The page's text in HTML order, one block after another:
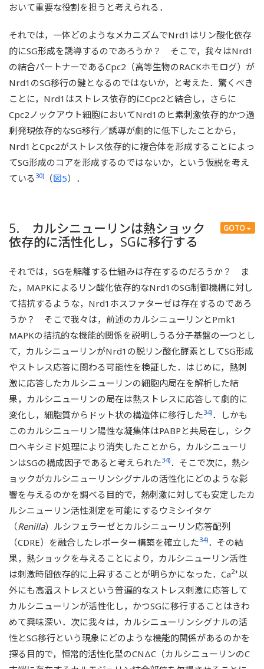
おいて重要な役割を担うと考えられる．
それでは，一体どのようなメカニズムでNrd1はリン酸化依存
的にSG形成を誘導するのであろうか？ そこで，我々はNrd1
の結合パートナーであるCpc2（高等生物のRACKホモログ）が
Nrd1のSG移行の鍵となるのではないか，と考えた．驚くべき
ことに，Nrd1はストレス依存的にCpc2と結合し，さらに
Cpc2ノックアウト細胞においてNrd1のヒ素刺激依存的かつ過
剰発現依存的なSG移行／誘導が劇的に低下したことから，
Nrd1とCpc2がストレス依存的に複合体を形成することによっ
てSG形成のコアを形成するのではないか，という仮説を考え
ている 30) （図5）．
GOTO
5. カルシニューリンは熱ショック
依存的に活性化し，SGに移行する
それでは，SGを解離する仕組みは存在するのだろうか？ ま
た，MAPKによるリン酸化依存的なNrd1のSG制御機構に対し
て拮抗するような，Nrd1ホスファターゼは存在するのであろ
うか？ そこで我々は，前述のカルシニューリンとPmk1
MAPKの拮抗的な機能的関係を説明しうる分子基盤の一つとし
て，カルシニューリンがNrd1の脱リン酸化酵素としてSG形成
やストレス応答に関わる可能性を検証した．はじめに，熱刺
激に応答したカルシニューリンの細胞内局在を解析した結
果，カルシニューリンの局在は熱ストレスに応答して劇的に
変化し，細胞質からドット状の構造体に移行した34)．しかも
このカルシニューリン陽性な凝集体はPABPと共局在し，シク
ロヘキシミド処理により消失したことから，カルシニューリ
ンはSGの構成因子であると考えられた34)．そこで次に，熱シ
ョックがカルシニューリンシグナルの活性化にどのような影
響を与えるのかを調べる目的で，熱刺激に対しても安定したカ
ルシニューリン活性測定を可能にするウミシイタケ
（Renilla）ルシフェラーゼとカルシニューリン応答配列
（CDRE）を融合したレポーター構築を確立した34)．その結
果，熱ショックを与えることにより，カルシニューリン活性
は刺激時間依存的に上昇することが明らかになった．Ca2+以
外にも高温ストレスという普遍的なストレス刺激に応答して
カルシニューリンが活性化し，かつSGに移行することはきわ
めて興味深い．次に我々は，カルシニューリンシグナルの活
性とSG移行という現象にどのような機能的関係があるのかを
探る目的で，恒常的活性化型のCNΔC（カルシニューリンのC